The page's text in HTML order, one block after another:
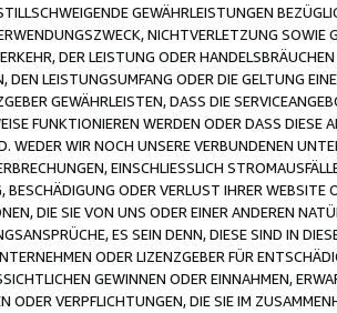
GEWÄHRLEISTUNGEN
NICHTVERLETZUNG SOWIE
DER LEISTUNG ODER
LEISTUNGSUMFANG ODER DIE GELTUNG
GEWÄHRLEISTEN, DASS DIE
FUNKTIONIEREN WERDEN ODER DASS DIESE
WEDER WIR NOCH UNSERE VERBUNDENEN
EINSCHLIESSLICH
ODER VERLUST IHRER WEBSITE
DIE SIE VON UNS ODER EINER ANDEREN
ES SEIN DENN, DIESE SIND IN
ODER LIZENZGEBER FÜR
GEWINNEN ODER EINNAHMEN,
VERPFLICHTUNGEN, DIE SIE IM